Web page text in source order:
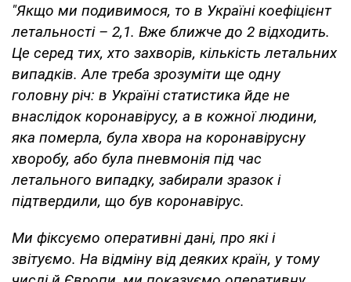
"Якщо ми подивимося, то в Україні коефіцієнт
летальності – 2,1. Вже ближче до 2 відходить.
Це серед тих, хто захворів, кількість летальних
випадків. Але треба зрозуміти ще одну
головну річ: в Україні статистика йде не
внаслідок коронавірусу, а в кожної людини,
яка померла, була хвора на коронавірусну
хворобу, або була пневмонія під час
летального випадку, забирали зразок і
підтвердили, що був коронавірус.
Ми фіксуємо оперативні дані, про які і
звітуємо. На відміну від деяких країн, у тому